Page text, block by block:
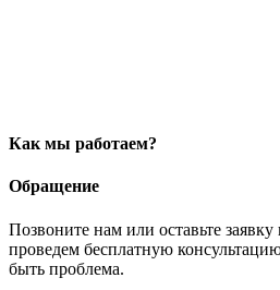
Как мы работаем?
Обращение
Позвоните нам или оставьте
проведем бесплатную
быть проблема.